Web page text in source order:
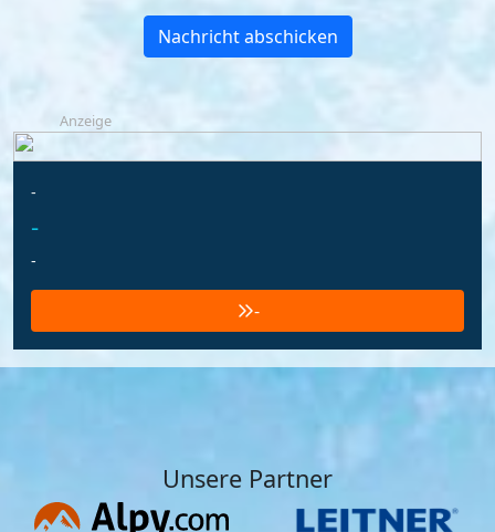
Nachricht abschicken
Anzeige
-
-
-
-
Unsere Partner